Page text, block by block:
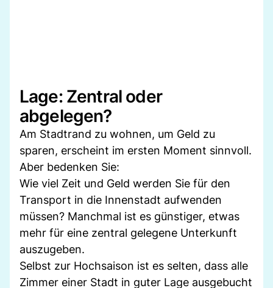
Lage: Zentral oder
abgelegen?
Am Stadtrand zu wohnen, um Geld zu
sparen, erscheint im ersten Moment sinnvoll.
Aber bedenken Sie:
Wie viel Zeit und Geld werden Sie für den
Transport in die Innenstadt aufwenden
müssen? Manchmal ist es günstiger, etwas
mehr für eine zentral gelegene Unterkunft
auszugeben.
Selbst zur Hochsaison ist es selten, dass alle
Zimmer einer Stadt in guter Lage ausgebucht